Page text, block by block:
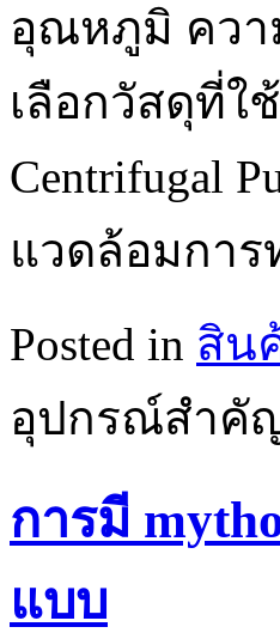
อุณหภูมิ ควา
เลือกวัสดุที่
Centrifugal
แวดล้อมกา
Posted in สิน
อุปกรณ์สำคั
การมี
แบบ